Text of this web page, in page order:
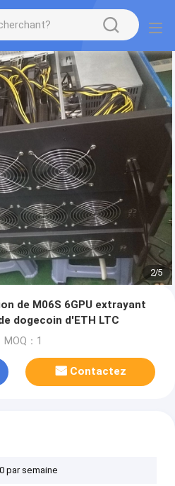
2/5
de M06S 6GPU extrayant
dogecoin d'ETH LTC
MOQ：1
Contactez
par semaine